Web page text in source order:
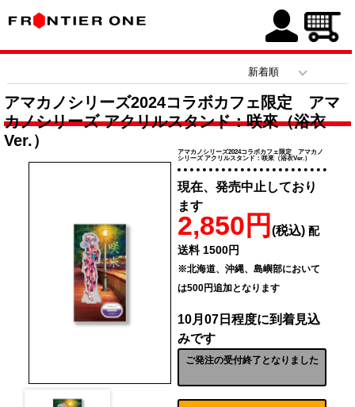
アマカノシリーズ2024コラボカフェ限定 アマ
カノシリーズ アクリルスタンド：咲來（浴衣
Ver.）
アマカノシリーズ2024コラボカフェ限定 アマカノ
シリーズ アクリルスタンド：咲來（浴衣Ver.）
現在、発売中止しており
ます
2,850円 (税込) 配
送料 1500円
※北海道、沖縄、島嶼部において
は500円追加となります
10月07日程度に到着見込
みです
ご発注の受付終了となりました